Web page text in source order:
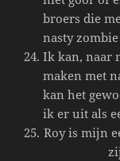
broers die
nasty
Ik kan, naar
maken met
kan het
ik er uit als
Roy is mijn